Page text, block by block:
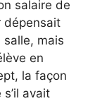
salaire de
dépensait
mais
en
la façon
avait